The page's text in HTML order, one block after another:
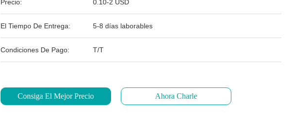
Precio: 0.10-2 USD
El Tiempo De Entrega: 5-8 días laborables
Condiciones De Pago: T/T
Consiga El Mejor Precio Ahora Charle